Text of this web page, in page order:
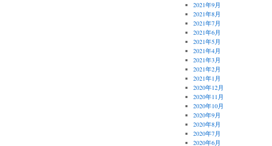
2021年9月
2021年8月
2021年7月
2021年6月
2021年5月
2021年4月
2021年3月
2021年2月
2021年1月
2020年12月
2020年11月
2020年10月
2020年9月
2020年8月
2020年7月
2020年6月